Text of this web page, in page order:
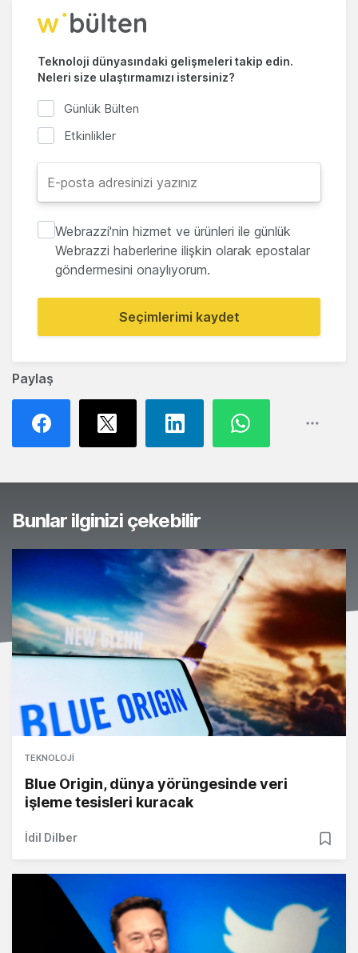
Paylaş
Teknoloji dünyasındaki gelişmeleri takip edin.
Neleri size ulaştırmamızı istersiniz?
Günlük Bülten
Etkinlikler
Webrazzi'nin hizmet ve ürünleri ile günlük
Webrazzi haberlerine ilişkin olarak epostalar
göndermesini onaylıyorum.
Seçimlerimi kaydet
Bunlar ilginizi çekebilir
TEKNOLOJI
Blue Origin, dünya yörüngesinde veri
işleme tesisleri kuracak
İdil Dilber